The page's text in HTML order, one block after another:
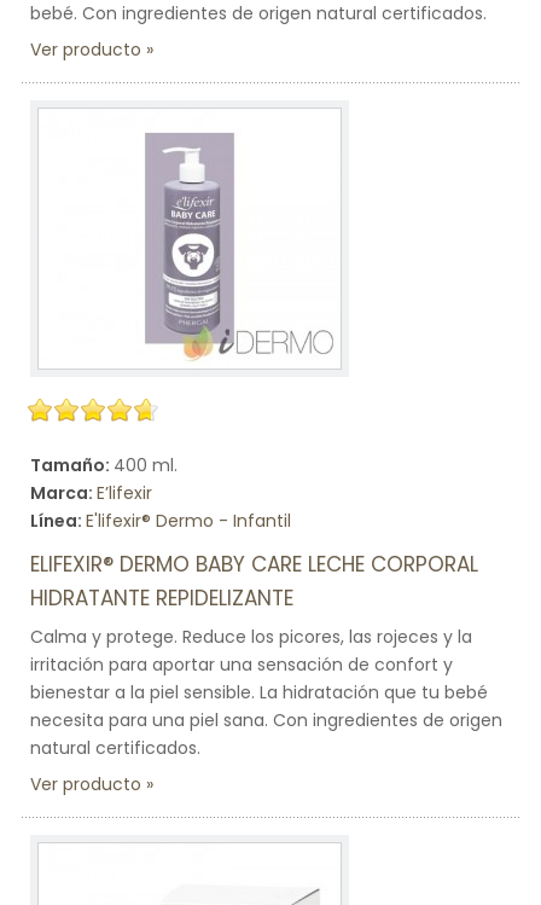
bebé. Con ingredientes de origen natural certificados.
Ver producto
Tamaño: 400 ml.
Marca: E’lifexir
Línea: E'lifexir® Dermo - Infantil
ELIFEXIR® DERMO BABY CARE LECHE CORPORAL
HIDRATANTE REPIDELIZANTE
Calma y protege. Reduce los picores, las rojeces y la
irritación para aportar una sensación de confort y
bienestar a la piel sensible. La hidratación que tu bebé
necesita para una piel sana. Con ingredientes de origen
natural certificados.
Ver producto